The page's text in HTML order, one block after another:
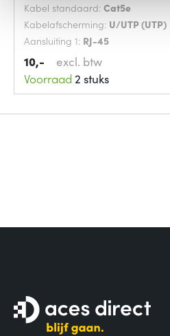
Kabel standaard: Cat5e
Kabelafscherming: U/UTP (UTP)
Aansluiting 1: RJ-45
10,-
excl. btw
Voorraad 2 stuks